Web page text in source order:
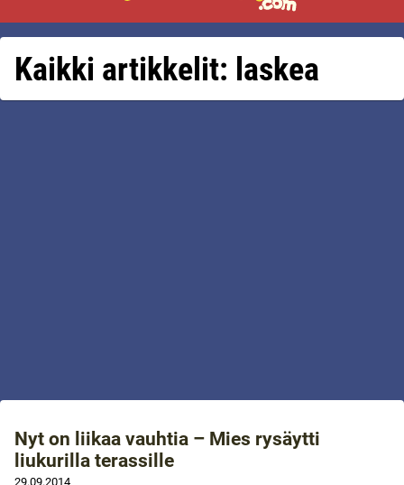
Kaikki artikkelit: laskea
Nyt on liikaa vauhtia – Mies rysäytti
liukurilla terassille
29.09.2014